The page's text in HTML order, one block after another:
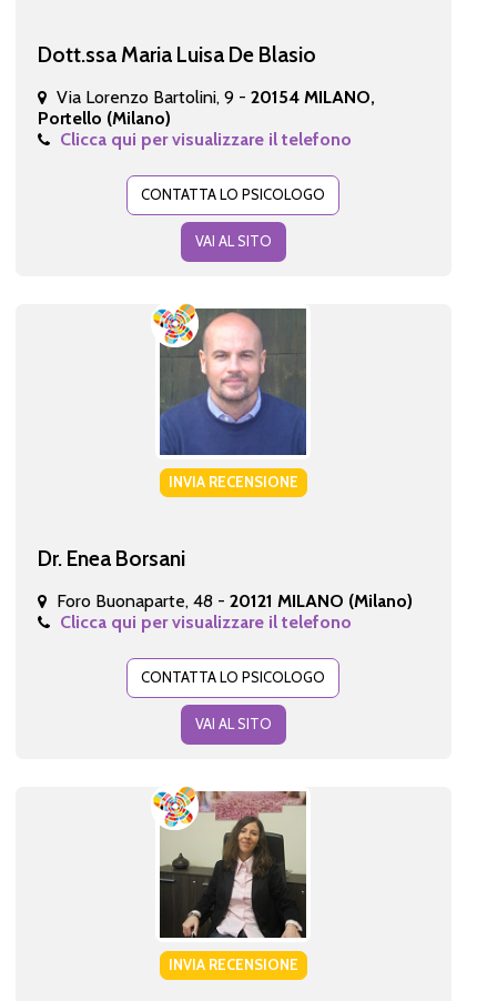
Dott.ssa Maria Luisa De Blasio
Via Lorenzo Bartolini, 9 - 20154 MILANO,
Portello (Milano)
Clicca qui per visualizzare il telefono
CONTATTA LO PSICOLOGO
VAI AL SITO
INVIA RECENSIONE
Dr. Enea Borsani
Foro Buonaparte, 48 - 20121 MILANO (Milano)
Clicca qui per visualizzare il telefono
CONTATTA LO PSICOLOGO
VAI AL SITO
INVIA RECENSIONE